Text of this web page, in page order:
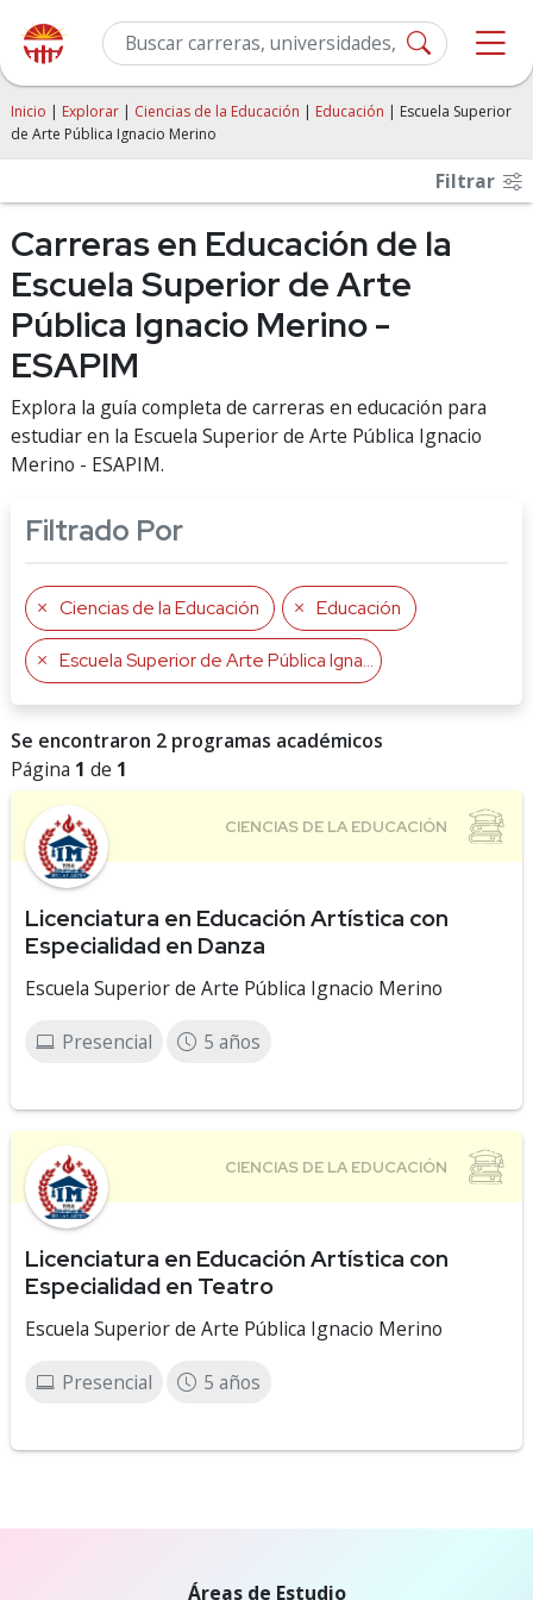
Inicio | Explorar | Ciencias de la Educación | Educación | Escuela Superior
de Arte Pública Ignacio Merino
Filtrar
Carreras en Educación de la
Escuela Superior de Arte
Pública Ignacio Merino -
ESAPIM
Explora la guía completa de carreras en educación para
estudiar en la Escuela Superior de Arte Pública Ignacio
Merino - ESAPIM.
Filtrado Por
Ciencias de la Educación Educación
Escuela Superior de Arte Pública Ignacio Merino
Se encontraron 2 programas académicos
Página 1 de 1
Licenciatura en Educación Artística con
Especialidad en Danza
Escuela Superior de Arte Pública Ignacio Merino
Presencial 5 años
Licenciatura en Educación Artística con
Especialidad en Teatro
Escuela Superior de Arte Pública Ignacio Merino
Presencial 5 años
Áreas de Estudio